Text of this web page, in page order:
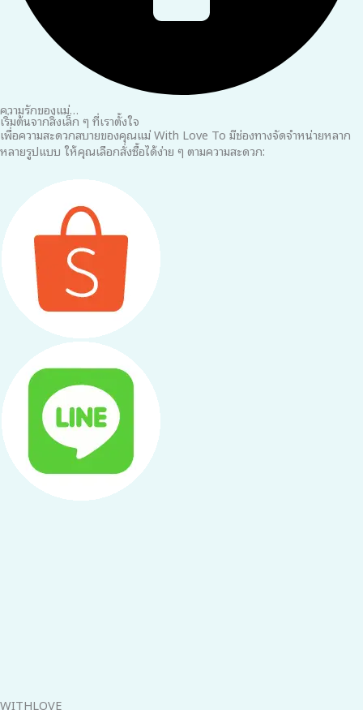
ความรักของแม่…
เริ่มต้นจากสิ่งเล็ก ๆ ที่เราตั้งใจ
เพื่อความสะดวกสบายของคุณแม่ With Love To มีช่องทางจัดจำหน่ายหลาก
หลายรูปแบบ ให้คุณเลือกสั่งซื้อได้ง่าย ๆ ตามความสะดวก:
WITHLOVE